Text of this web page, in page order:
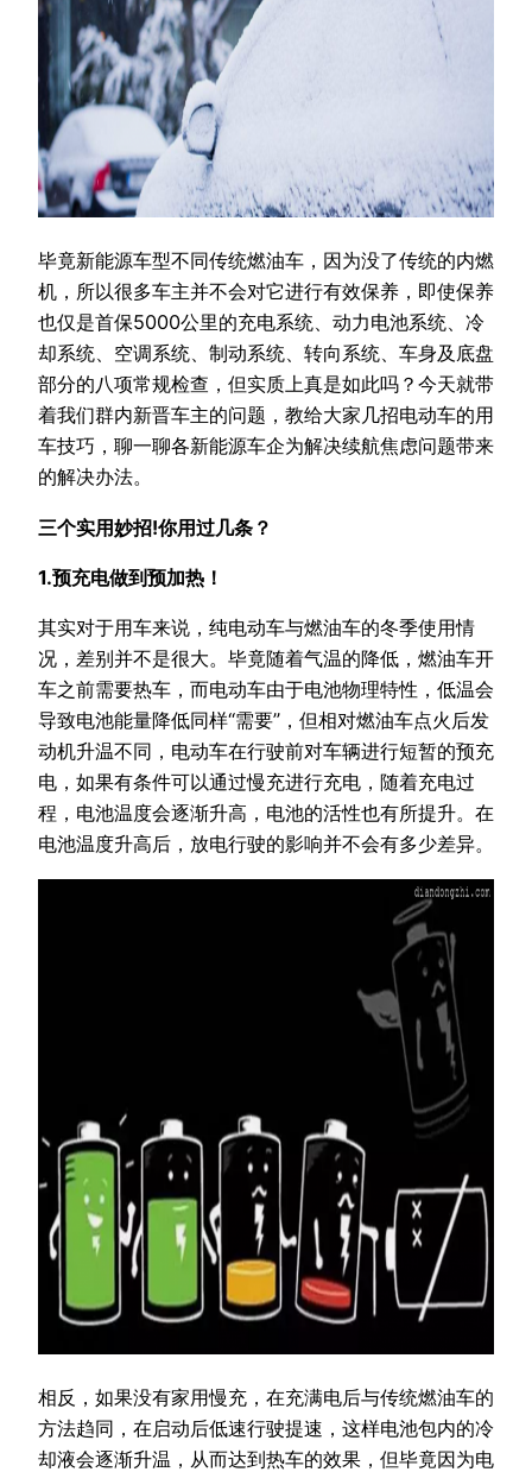
毕竟新能源车型不同传统燃油车，因为没了传统的内燃
机，所以很多车主并不会对它进行有效保养，即使保养
也仅是首保5000公里的充电系统、动力电池系统、冷
却系统、空调系统、制动系统、转向系统、车身及底盘
部分的八项常规检查，但实质上真是如此吗？今天就带
着我们群内新晋车主的问题，教给大家几招电动车的用
车技巧，聊一聊各新能源车企为解决续航焦虑问题带来
的解决办法。
三个实用妙招!你用过几条？
1.预充电做到预加热！
其实对于用车来说，纯电动车与燃油车的冬季使用情
况，差别并不是很大。毕竟随着气温的降低，燃油车开
车之前需要热车，而电动车由于电池物理特性，低温会
导致电池能量降低同样“需要”，但相对燃油车点火后发
动机升温不同，电动车在行驶前对车辆进行短暂的预充
电，如果有条件可以通过慢充进行充电，随着充电过
程，电池温度会逐渐升高，电池的活性也有所提升。在
电池温度升高后，放电行驶的影响并不会有多少差异。
相反，如果没有家用慢充，在充满电后与传统燃油车的
方法趋同，在启动后低速行驶提速，这样电池包内的冷
却液会逐渐升温，从而达到热车的效果，但毕竟因为电